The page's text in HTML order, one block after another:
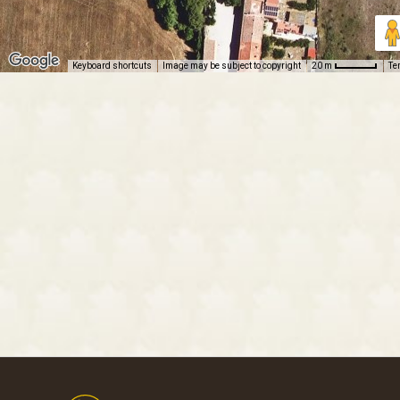
Keyboard shortcuts Image may be subject to copyright 20 m